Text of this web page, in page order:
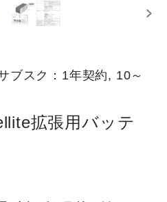
ブスク：1年契約, 10～
拡張用バッテ